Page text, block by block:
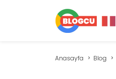
Anasayfa Blog